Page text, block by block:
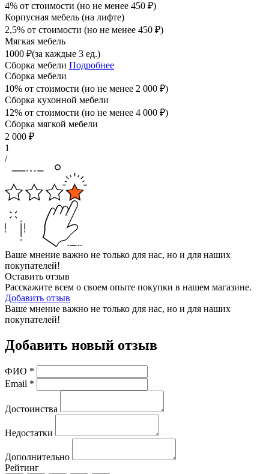
4% от стоимости (но не менее 450 ₽)
Корпусная мебель (на лифте)
2,5% от стоимости (но не менее 450 ₽)
Мягкая мебель
1000 ₽(за каждые 3 ед.)
Сборка мебели Подробнее
Сборка мебели
10% от стоимости (но не менее 2 000 ₽)
Сборка кухонной мебели
12% от стоимости (но не менее 4 000 ₽)
Сборка мягкой мебели
2 000 ₽
1
/
Ваше мнение важно не только для нас, но и для наших
покупателей!
Оставить отзыв
Расскажите всем о своем опыте покупки в нашем магазине.
Добавить отзыв
Ваше мнение важно не только для нас, но и для наших
покупателей!
Добавить новый отзыв
ФИО *
Email *
Достоинства
Недостатки
Дополнительно
Рейтинг